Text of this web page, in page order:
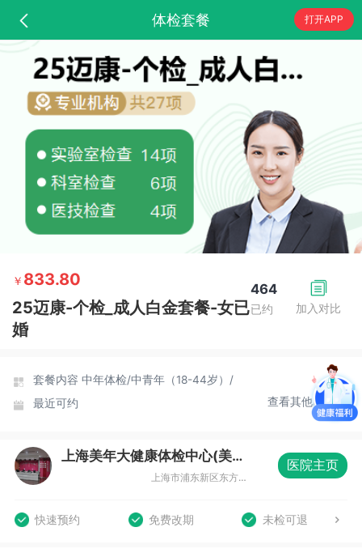
体检套餐 打开APP
加入对比
464
已约
￥ 833.80
25迈康-个检_成人白金套餐-女已
婚
套餐内容 中年体检/中青年（18-44岁）/
最近可约
查看其他时间
上海美年大健康体检中心(美东分院)
上海市浦东新区东方路836号齐鲁大厦3楼整层
医院主页
快速预约 免费改期 未检可退